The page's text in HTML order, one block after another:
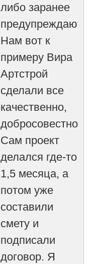
либо заранее
предупреждают.
Нам вот к
примеру Вира
Артстрой
сделали все
качественно,
добросовестно.
Сам проект
делался где-то
1,5 месяца, а
потом уже
составили
смету и
подписали
договор. Я